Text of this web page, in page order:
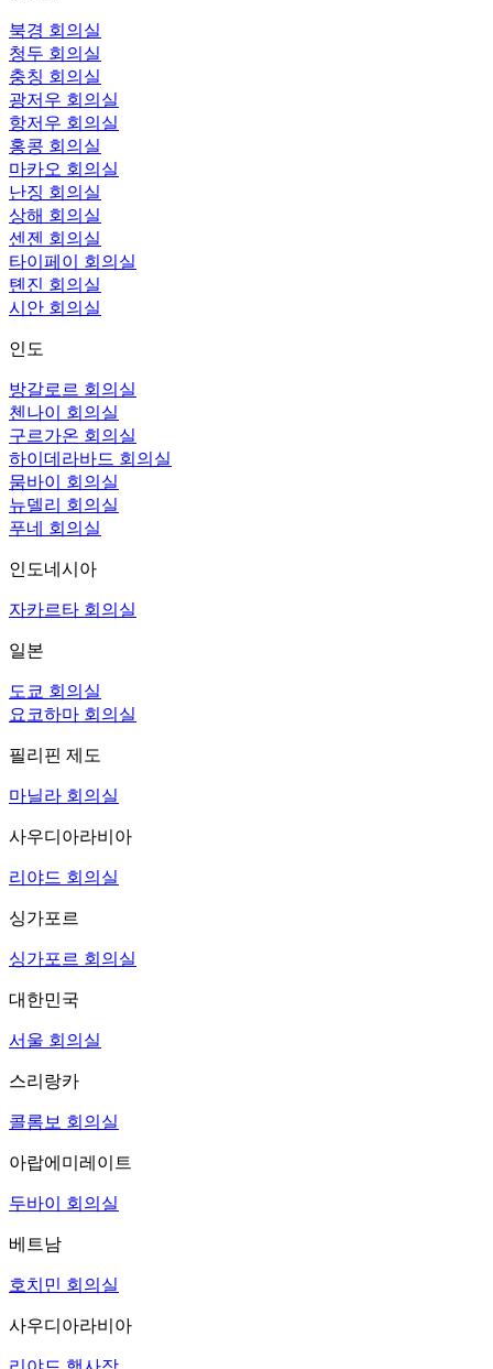
북경 회의실
청두 회의실
충칭 회의실
광저우 회의실
항저우 회의실
홍콩 회의실
마카오 회의실
난징 회의실
상해 회의실
센젠 회의실
타이페이 회의실
톈진 회의실
시안 회의실
인도
방갈로르 회의실
첸나이 회의실
구르가온 회의실
하이데라바드 회의실
뭄바이 회의실
뉴델리 회의실
푸네 회의실
인도네시아
자카르타 회의실
일본
도쿄 회의실
요코하마 회의실
필리핀 제도
마닐라 회의실
사우디아라비아
리야드 회의실
싱가포르
싱가포르 회의실
대한민국
서울 회의실
스리랑카
콜롬보 회의실
아랍에미레이트
두바이 회의실
베트남
호치민 회의실
사우디아라비아